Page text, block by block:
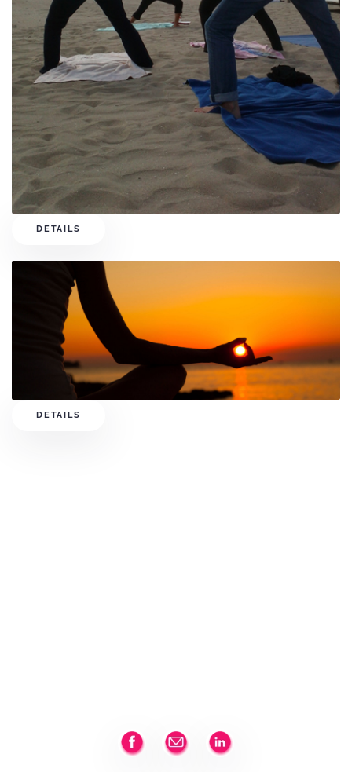
DETAILS
DETAILS